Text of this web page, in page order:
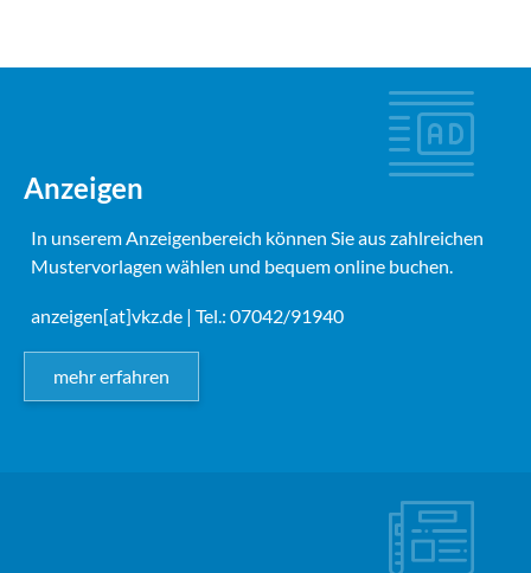
Anzeigen
In unserem Anzeigenbereich können Sie aus zahlreichen
Mustervorlagen wählen und bequem online buchen.
anzeigen[at]vkz.de | Tel.: 07042/91940
mehr erfahren